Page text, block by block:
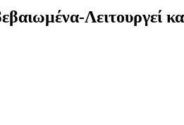
Λειτουργεί